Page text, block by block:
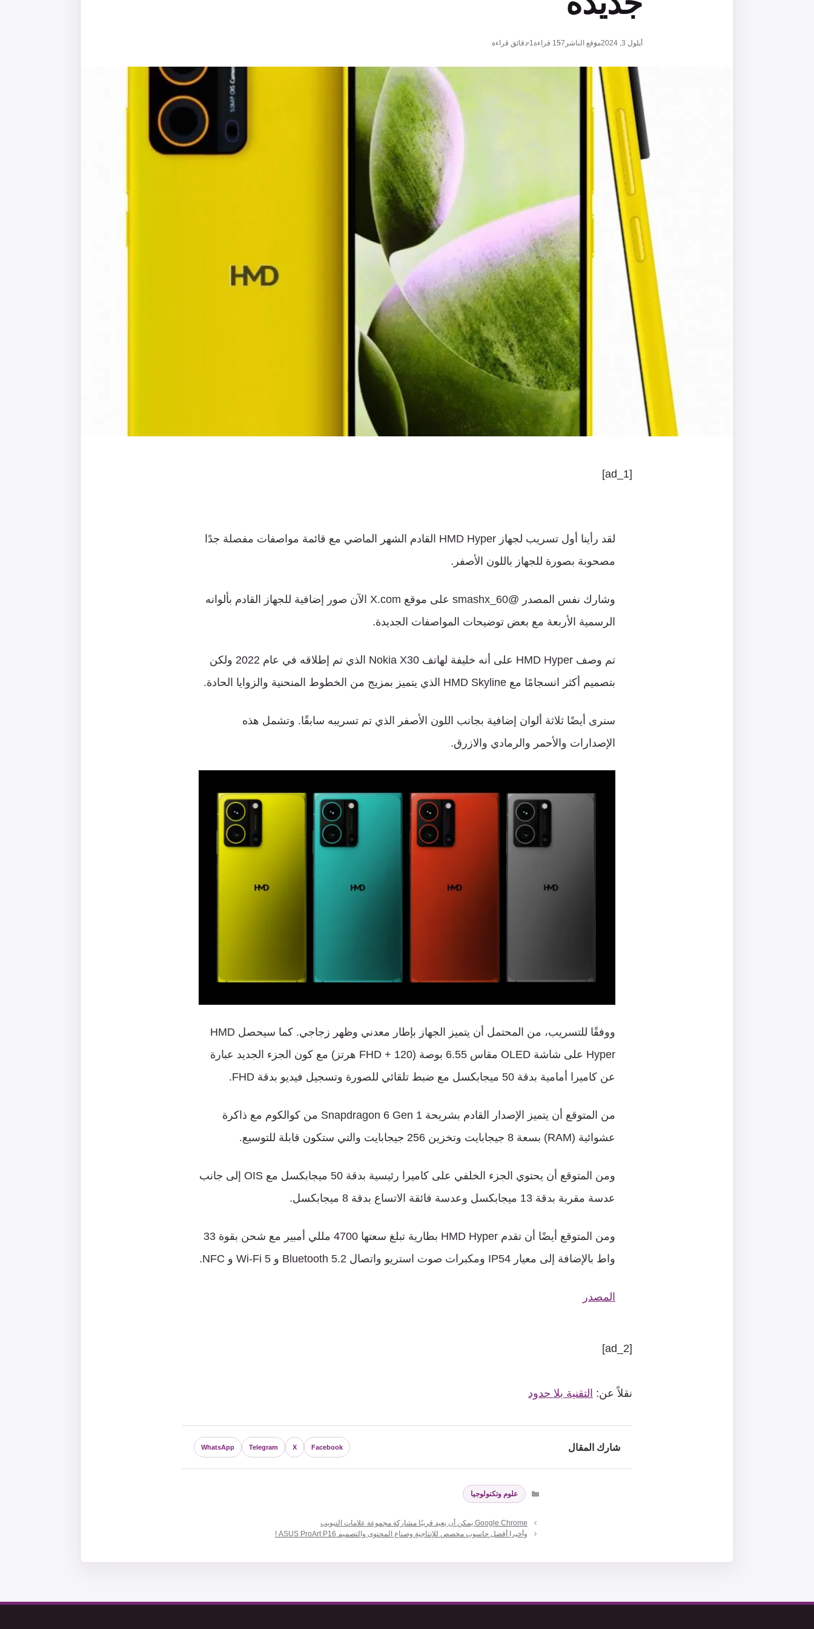
أيلول 3, 2024 موقع الناشر 157 قراءة1 دقائق قراءة
[ad_1]
لقد رأينا أول تسريب لجهاز القادم الشهر الماضي مع قائمة مواصفات مفصلة جدًا
مصحوبة بصورة للجهاز باللون الأصفر .
وشارك نفس المصدر @smashx_60 على موقع الآن صور إضافية للجهاز القادم بألوانه
الرسمية الأربعة مع بعض توضيحات المواصفات الجديدة.
تم وصف على أنه خليفة لهاتف الذي تم إطلاقه في عام
ولكن
بتصميم أكثر انسجامًا مع الذي يتميز بمزيج من الخطوط المنحنية والزوايا الحادة.
سنرى أيضًا ثلاثة ألوان إضافية بجانب اللون الأصفر الذي تم تسريبه سابقًا. وتشمل هذه
الإصدارات والأحمر والرمادي والازرق.
ووفقًا للتسريب، من المحتمل أن يتميز الجهاز بإطار معدني وظهر زجاجي. كما سيحصل HMD
Hyper على شاشة OLED مقاس بوصة (FHD + 120 هرتز ) مع كون الجزء الجديد عبارة
عن كاميرا أمامية بدقة ميجابكسل مع ضبط تلقائي للصورة وتسجيل فيديو بدقة
من المتوقع أن يتميز الإصدار القادم بشريحة من كوالكوم مع ذاكرة
عشوائية (RAM) بسعة جيجابايت وتخزين جيجابايت والتي ستكون قابلة للتوسيع.
ومن المتوقع أن يحتوي الجزء الخلفي على كاميرا رئيسية بدقة ميجابكسل مع إلى جانب
عدسة مقربة بدقة ميجابكسل وعدسة فائقة الاتساع بدقة ميجابكسل.
ومن المتوقع أيضًا أن تقدم بطارية تبلغ سعتها مللي أمبير مع شحن بقوة
واط بالإضافة إلى معيار ومكبرات صوت استريو واتصال و و
المصدر
[ad_2]
نقلاً عن: التقنية بلا حدود
شارك المقال Facebook
X
Telegram
WhatsApp
التصنيفات
علوم وتكنولوجيا
وأخيرا أفضل حاسوب مخصص للإنتاجية وصناع المحتوى والتصميم ASUS ProArt P16 !